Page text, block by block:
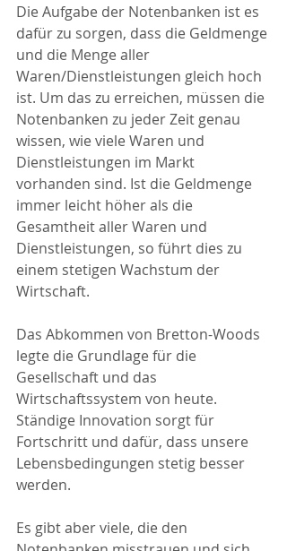
Die Aufgabe der Notenbanken ist es
dafür zu sorgen, dass die Geldmenge
und die Menge aller
Waren/Dienstleistungen gleich hoch
ist. Um das zu erreichen, müssen die
Notenbanken zu jeder Zeit genau
wissen, wie viele Waren und
Dienstleistungen im Markt
vorhanden sind. Ist die Geldmenge
immer leicht höher als die
Gesamtheit aller Waren und
Dienstleistungen, so führt dies zu
einem stetigen Wachstum der
Wirtschaft.
Das Abkommen von Bretton-Woods
legte die Grundlage für die
Gesellschaft und das
Wirtschaftssystem von heute.
Ständige Innovation sorgt für
Fortschritt und dafür, dass unsere
Lebensbedingungen stetig besser
werden.
Es gibt aber viele, die den